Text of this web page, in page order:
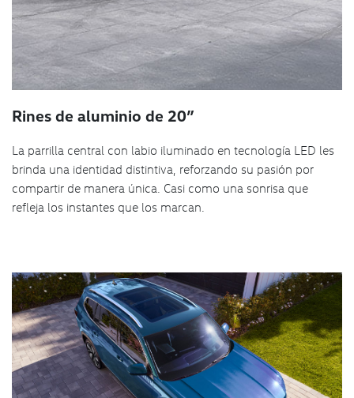
Rines de aluminio de 20”
La parrilla central con labio iluminado en tecnología LED les
brinda una identidad distintiva, reforzando su pasión por
compartir de manera única. Casi como una sonrisa que
refleja los instantes que los marcan.